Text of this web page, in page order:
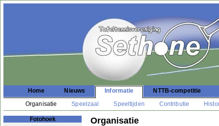
Home Nieuws Informatie
NTTB-competitie
Organisatie
Speelzaal Speeltijden Contributie
Fotohoek Organisatie